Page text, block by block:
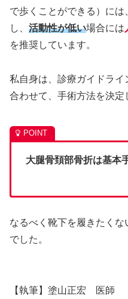
で歩くことができる）には
し、 活動性が低い場合には
を推奨しています。
私自身は、診療ガイドラ
合わせて、手術方法を決定
大腿骨頚部骨折は基本
なるべく靴下を履きたく
でした。
【執筆】塗山正宏 医師